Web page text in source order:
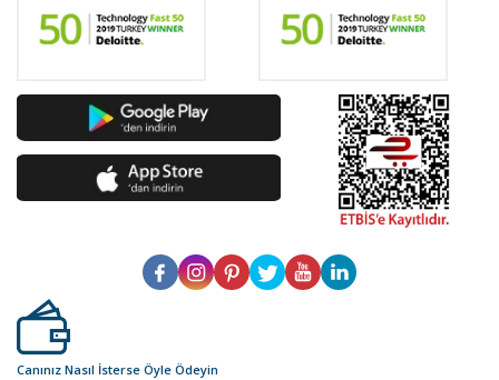
Canınız Nasıl İsterse Öyle Ödeyin